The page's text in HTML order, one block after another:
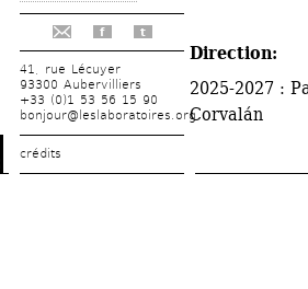
f t
41, rue Lécuyer
93300 Aubervilliers
+33 (0)1 53 56 15 90
bonjour@leslaboratoires.org
crédits
Direction:
2025-2027 :
Corvalán